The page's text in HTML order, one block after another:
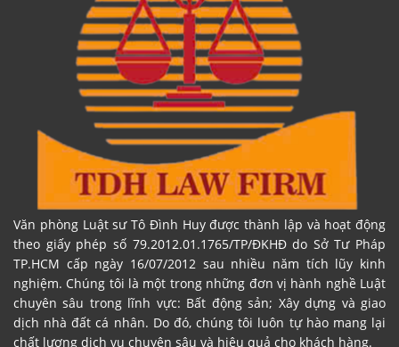
Văn phòng Luật sư Tô Đình Huy được thành lập và hoạt động
theo giấy phép số 79.2012.01.1765/TP/ĐKHĐ do Sở Tư Pháp
TP.HCM cấp ngày 16/07/2012 sau nhiều năm tích lũy kinh
nghiệm. Chúng tôi là một trong những đơn vị hành nghề Luật
chuyên sâu trong lĩnh vực: Bất động sản; Xây dựng và giao
dịch nhà đất cá nhân. Do đó, chúng tôi luôn tự hào mang lại
chất lượng dịch vụ chuyên sâu và hiệu quả cho khách hàng.